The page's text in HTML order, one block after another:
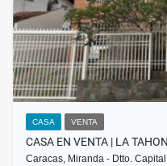
CASA VENTA
CASA EN VENTA | LA
Caracas, Miranda - Dtto.